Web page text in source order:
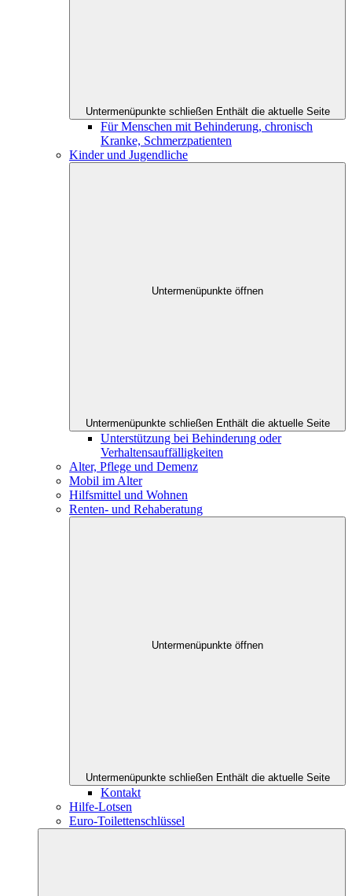
Untermenüpunkte schließen Enthält die aktuelle Seite
Für Menschen mit Behinderung, chronisch
Kranke, Schmerzpatienten
Kinder und Jugendliche
Untermenüpunkte öffnen
Untermenüpunkte schließen Enthält die aktuelle Seite
Unterstützung bei Behinderung oder
Verhaltensauffälligkeiten
Alter, Pflege und Demenz
Mobil im Alter
Hilfsmittel und Wohnen
Renten- und Rehaberatung
Untermenüpunkte öffnen
Untermenüpunkte schließen Enthält die aktuelle Seite
Kontakt
Hilfe-Lotsen
Euro-Toilettenschlüssel